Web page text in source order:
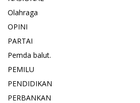
Olahraga
OPINI
PARTAI
Pemda balut.
PEMILU
PENDIDIKAN
PERBANKAN